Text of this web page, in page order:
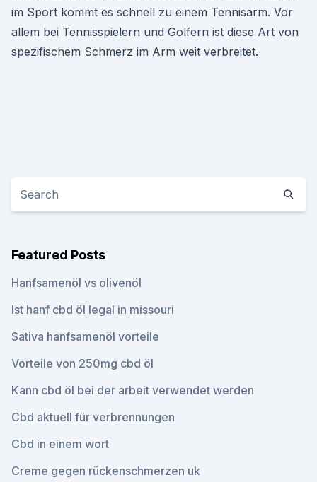
im Sport kommt es schnell zu einem Tennisarm. Vor
allem bei Tennisspielern und Golfern ist diese Art von
spezifischem Schmerz im Arm weit verbreitet.
Featured Posts
Hanfsamenöl vs olivenöl
Ist hanf cbd öl legal in missouri
Sativa hanfsamenöl vorteile
Vorteile von 250mg cbd öl
Kann cbd öl bei der arbeit verwendet werden
Cbd aktuell für verbrennungen
Cbd in einem wort
Creme gegen rückenschmerzen uk